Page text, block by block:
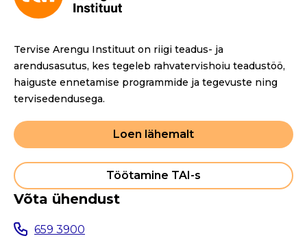
o
o
k
Tervise Arengu Instituut on riigi teadus- ja
arendusasutus, kes tegeleb rahvatervishoiu teadustöö,
haiguste ennetamise programmide ja tegevuste ning
tervisedendusega.
Loen lähemalt
Töötamine TAI-s
Võta ühendust
659 3900